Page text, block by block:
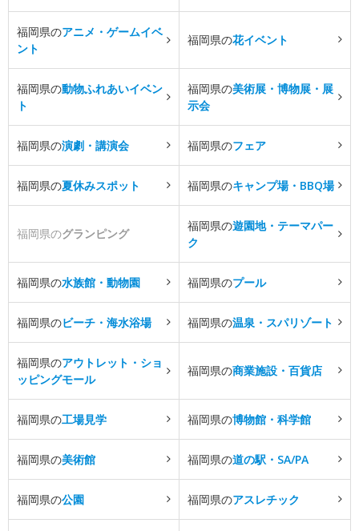
福岡県のアニメ・ゲームイベ
ント
福岡県の花イベント
福岡県の動物ふれあいイベン
ト
福岡県の美術展・博物展・展
示会
福岡県の演劇・講演会 福岡県のフェア
福岡県の夏休みスポット 福岡県のキャンプ場・BBQ場
福岡県のグランピング
福岡県の遊園地・テーマパー
ク
福岡県の水族館・動物園 福岡県のプール
福岡県のビーチ・海水浴場 福岡県の温泉・スパリゾート
福岡県のアウトレット・ショ
ッピングモール
福岡県の商業施設・百貨店
福岡県の工場見学 福岡県の博物館・科学館
福岡県の美術館 福岡県の道の駅・SA/PA
福岡県の公園 福岡県のアスレチック